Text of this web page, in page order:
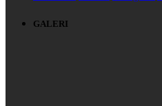
GALERI